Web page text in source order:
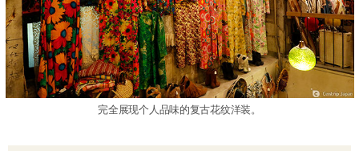
完全展现个人品味的复古花纹洋装。